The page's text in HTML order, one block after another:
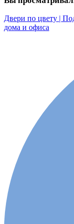
Двери по цвету |
дома и офиса